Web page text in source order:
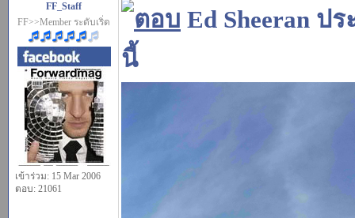
FF_Staff
FF>>Member ระดับเริ่ด
เข้าร่วม: 15 Mar 2006
ตอบ: 21061
Ed Sheeran ป
นี้